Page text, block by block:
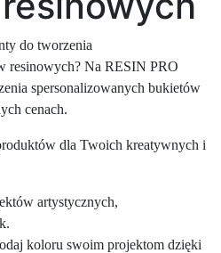
do tworzenia
resinowych? Na RESIN PRO
spersonalizowanych bukietów
cenach.
dla Twoich kreatywnych i
artystycznych,
koloru swoim projektom dzięki